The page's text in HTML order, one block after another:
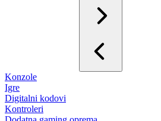
Konzole
Igre
Digitalni kodovi
Kontroleri